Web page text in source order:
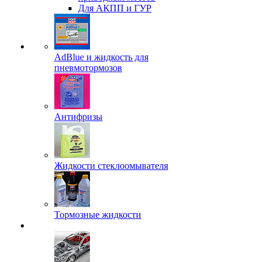
Для АКПП и ГУР
AdBlue и жидкость для
пневмотормозов
Антифризы
Жидкости стеклоомывателя
Тормозные жидкости